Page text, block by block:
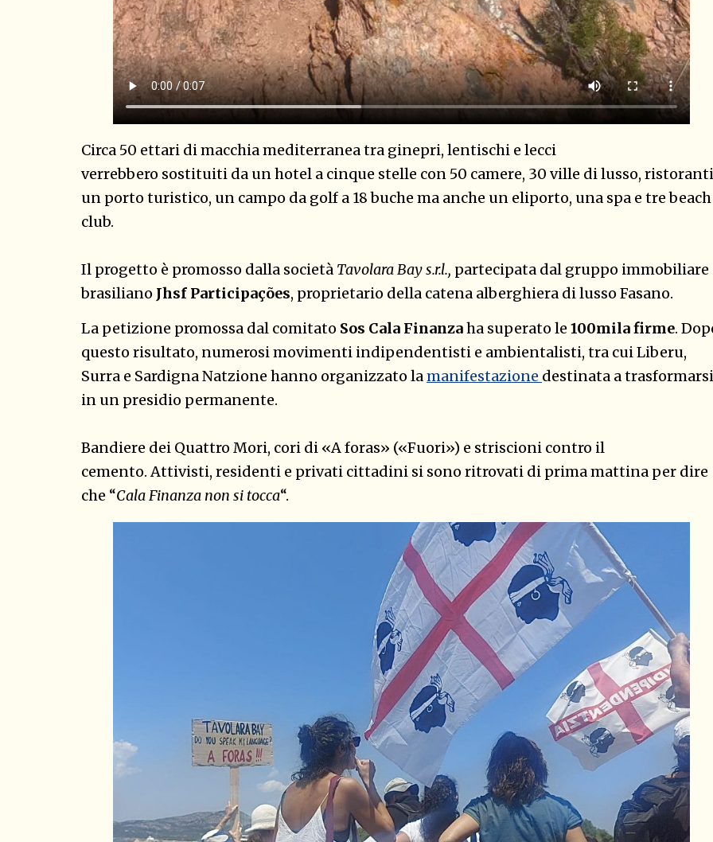
Circa 50 ettari di macchia mediterranea tra ginepri, lentischi e lecci
verrebbero sostituiti da un hotel a cinque stelle con 50 camere, 30 ville di lusso,
un porto turistico, un campo da golf a 18 buche ma anche un eliporto, una spa e tre beach
club.
Il progetto è promosso dalla società Tavolara Bay s.r.l., partecipata dal gruppo immobiliare
brasiliano Jhsf Participações, proprietario della catena alberghiera di lusso Fasano.
La petizione promossa dal comitato Sos Cala Finanzaha superato le 100mila firme.
questo risultato, numerosi movimenti indipendentisti e ambientalisti, tra cui Liberu,
Surra e Sardigna Natzione hanno organizzato lamanifestazione destinata a trasformarsi
in un presidio permanente.
Bandiere dei Quattro Mori, cori di «A foras» («Fuori») e striscioni contro il
cemento. Attivisti, residenti e privati cittadini si sono ritrovati di prima mattina per dire
che “Cala Finanza non si tocca“.